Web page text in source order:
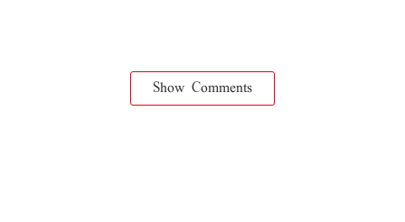
Show Comments